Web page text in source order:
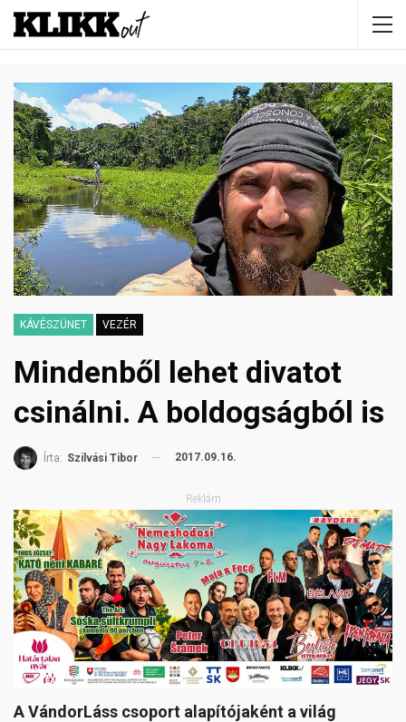
KÁVÉSZÜNET VEZÉR
Mindenből lehet divatot
csinálni. A boldogságból is
Írta: Szilvási Tibor 2017.09.16.
Reklám
A VándorLáss csoport alapítójaként a világ